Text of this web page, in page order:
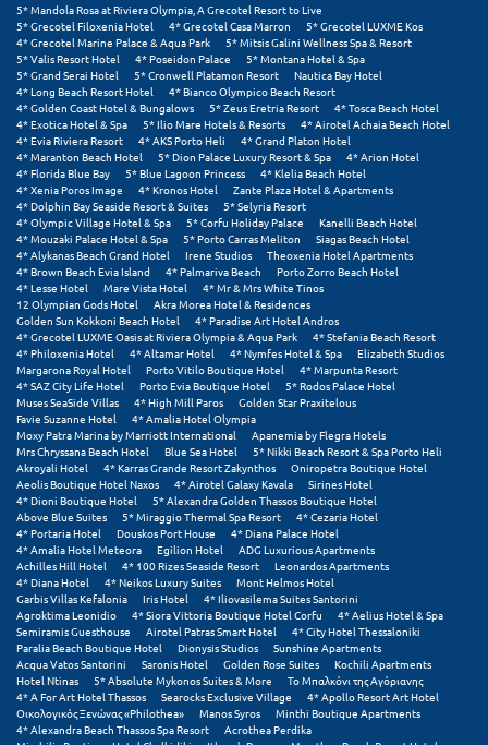
Σ
Σαλαμίνα
Σαμοθράκη
Σάμος
Σαντορίνη
Σέριφος
Σέρρες
Σιθωνία
Σίκινος
Σίφνος
Σκαφιδιά Ηλείας
Σκιάθος
Σκόπελος
Σκύρος
Σούνιο
Σπάρτη
Σπέτσες
5* Mandola Rosa at Riviera Olympia, A Grecotel Resort to Live
5* Grecotel Filoxenia Hotel
4* Grecotel Casa Marron
5* Grecotel LUXME Kos
4* Grecotel Marine Palace & Aqua Park
5* Mitsis Galini Wellness Spa & Resort
5* Valis Resort Hotel
4* Poseidon Palace
5* Montana Hotel & Spa
5* Grand Serai Hotel
5* Cronwell Platamon Resort
Nautica Bay Hotel
4* Long Beach Resort Hotel
4* Bianco Olympico Beach Resort
4* Golden Coast Hotel & Bungalows
5* Zeus Eretria Resort
4* Tosca Beach Hotel
4* Exotica Hotel & Spa
5* Ilio Mare Hotels & Resorts
4* Airotel Achaia Beach Hotel
4* Evia Riviera Resort
4* AKS Porto Heli
4* Grand Platon Hotel
4* Maranton Beach Hotel
5* Dion Palace Luxury Resort & Spa
4* Arion Hotel
4* Florida Blue Bay
5* Blue Lagoon Princess
4* Klelia Beach Hotel
4* Xenia Poros Image
4* Kronos Hotel
Zante Plaza Hotel & Apartments
4* Dolphin Bay Seaside Resort & Suites
5* Selyria Resort
4* Olympic Village Hotel & Spa
5* Corfu Holiday Palace
Kanelli Beach Hotel
4* Mouzaki Palace Hotel & Spa
5* Porto Carras Meliton
Siagas Beach Hotel
4* Alykanas Beach Grand Hotel
Irene Studios
Theoxenia Hotel Apartments
4* Brown Beach Evia Island
4* Palmariva Beach
Porto Zorro Beach Hotel
4* Lesse Hotel
Mare Vista Hotel
4* Mr & Mrs White Tinos
12 Olympian Gods Hotel
Akra Morea Hotel & Residences
Golden Sun Kokkoni Beach Hotel
4* Paradise Art Hotel Andros
4* Grecotel LUXME Oasis at Riviera Olympia & Aqua Park
4* Stefania Beach Resort
4* Philoxenia Hotel
4* Altamar Hotel 4* Nymfes Hotel & Spa
Elizabeth Studios
Margarona Royal Hotel
Porto Vitilo Boutique Hotel
4* Marpunta Resort
4* SAZ City Life Hotel
Porto Evia Boutique Hotel
5* Rodos Palace Hotel
Muses SeaSide Villas
4* High Mill Paros
Golden Star Praxitelous
Favie Suzanne Hotel
4* Amalia Hotel Olympia
Moxy Patra Marina by Marriott International
Apanemia by Flegra Hotels
Mrs Chryssana Beach Hotel
Blue Sea Hotel
5* Nikki Beach Resort & Spa Porto Heli
Akroyali Hotel
4* Karras Grande Resort Zakynthos
Oniropetra Boutique Hotel
Aeolis Boutique Hotel Naxos
4* Airotel Galaxy Kavala
Sirines Hotel
4* Dioni Boutique Hotel
5* Alexandra Golden Thassos Boutique Hotel
Above Blue Suites
5* Miraggio Thermal Spa Resort
4* Cezaria Hotel
4* Portaria Hotel
Douskos Port House
4* Diana Palace Hotel
4* Amalia Hotel Meteora
Egilion Hotel
ADG Luxurious Apartments
Achilles Hill Hotel
4* 100 Rizes Seaside Resort
Leonardos Apartments
4* Diana Hotel
4* Neikos Luxury Suites
Mont Helmos Hotel
Garbis Villas Kefalonia
Iris Hotel
4* Iliovasilema Suites Santorini
Agroktima Leonidio
4* Siora Vittoria Boutique Hotel Corfu
4* Aelius Hotel & Spa
Semiramis Guesthouse
Airotel Patras Smart Hotel
4* City Hotel Thessaloniki
Paralia Beach Boutique Hotel
Dionysis Studios
Sunshine Apartments
Acqua Vatos Santorini
Saronis Hotel Golden Rose Suites
Kochili Apartments
Hotel Ntinas
5* Absolute Mykonos Suites & More
Το Μπαλκόνι της Αγόριανης
4* A For Art Hotel Thassos
Searocks Exclusive Village
4* Apollo Resort Art Hotel
Οικολογικός Ξενώνας «Philothea»
Manos Syros
Minthi Boutique Apartments
4* Alexandra Beach Thassos Spa Resort
Acrothea Perdika